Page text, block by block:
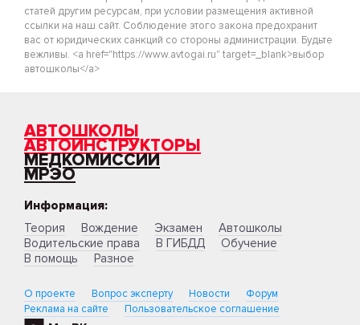
статей другим ресурсам, при условии размещения активной
ссылки на наш сайт. Соблюдение этого закона предохранит
вас от юридических санкций со стороны администрации. Будьте
вежливы. <a href="https://www.avtogai.ru" target=_blank>выбор
автошколы</a>
АВТОШКОЛЫ
АВТОИНСТРУКТОРЫ
МЕДКОМИССИИ
МРЭО
Информация:
Теория
Вождение Экзамен
Автошколы
Водительские права
В ГИБДД
Обучение
В помощь
Разное
О проекте Вопрос эксперту Новости
Форум
Реклама на сайте
Пользовательское соглашение